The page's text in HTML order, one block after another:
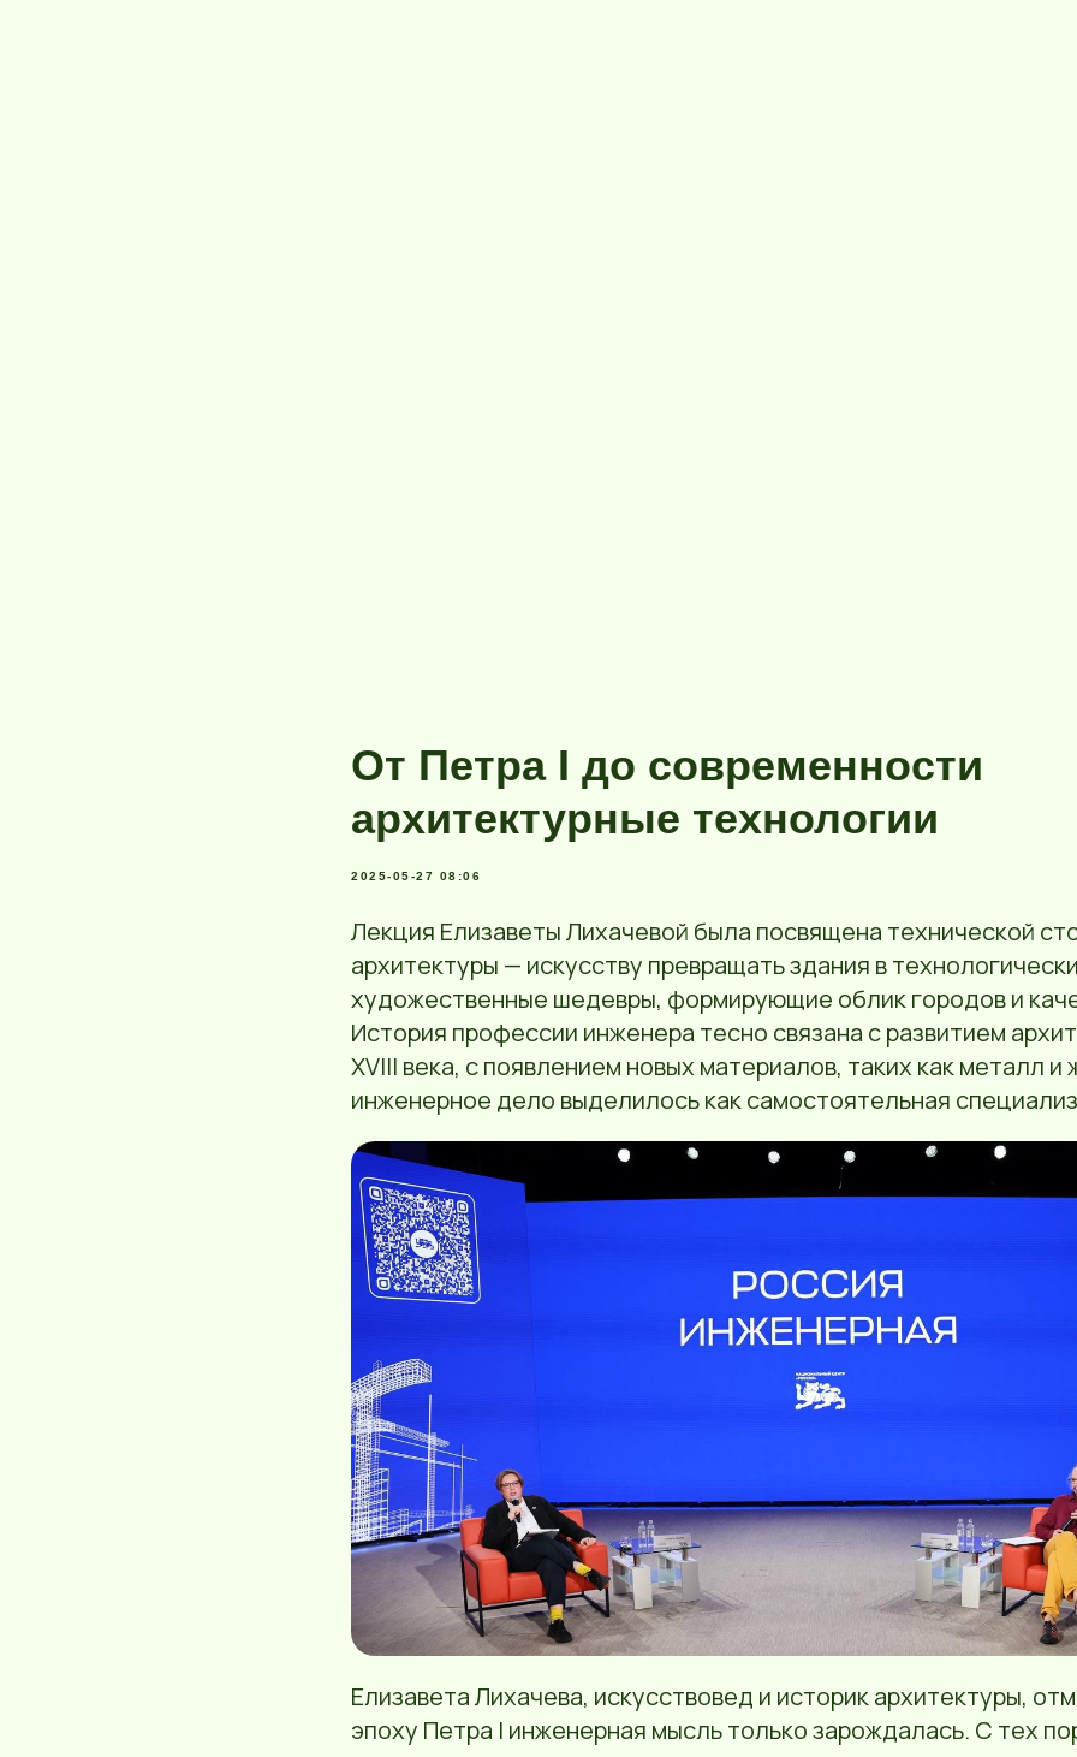
От Петра I до современности
архитектурные технологии
2025-05-27 08:06
Лекция Елизаветы Лихачевой была посвящена технической
архитектуры — искусству превращать здания в
художественные шедевры, формирующие облик городов и
История профессии инженера тесно связана с развитием
XVIII века, с появлением новых материалов, таких как металл
инженерное дело выделилось как самостоятельная
Елизавета Лихачева, искусствовед и историк архитектуры,
эпоху Петра I инженерная мысль только зарождалась. С тех